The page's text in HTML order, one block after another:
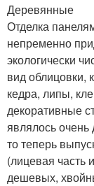
Деревянные
Отделка
непременно
экологически
вид облицовки,
кедра, липы,
декоративные
являлось
то теперь
(лицевая часть
дешевых,